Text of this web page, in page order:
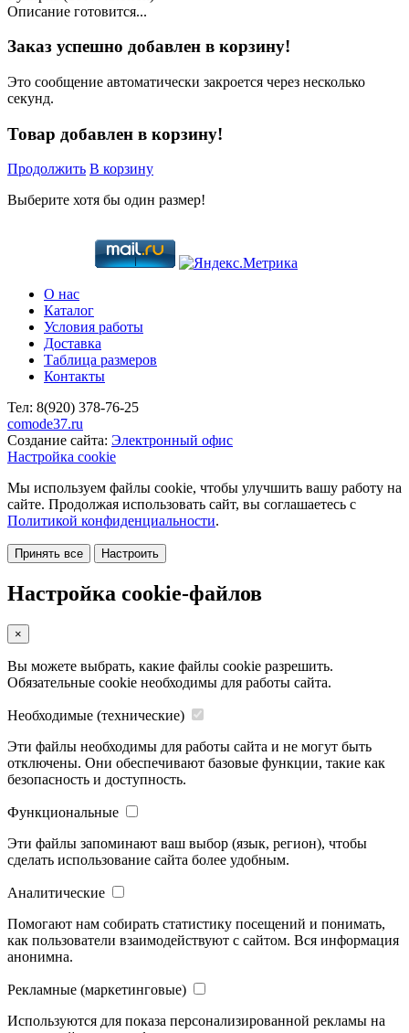
Описание готовится...
Заказ успешно добавлен в корзину!
Это сообщение автоматически закроется через несколько
секунд.
Товар добавлен в корзину!
Продолжить В корзину
Выберите хотя бы один размер!
О нас
Каталог
Условия работы
Доставка
Таблица размеров
Контакты
Тел: 8(920) 378-76-25
comode37.ru
Создание сайта: Электронный офис
Настройка cookie
Мы используем файлы cookie, чтобы улучшить вашу работу на
сайте. Продолжая использовать сайт, вы соглашаетесь с
Политикой конфиденциальности.
Принять все Настроить
Настройка cookie-файлов
×
Вы можете выбрать, какие файлы cookie разрешить.
Обязательные cookie необходимы для работы сайта.
Необходимые (технические)
Эти файлы необходимы для работы сайта и не могут быть
отключены. Они обеспечивают базовые функции, такие как
безопасность и доступность.
Функциональные
Эти файлы запоминают ваш выбор (язык, регион), чтобы
сделать использование сайта более удобным.
Аналитические
Помогают нам собирать статистику посещений и понимать,
как пользователи взаимодействуют с сайтом. Вся информация
анонимна.
Рекламные (маркетинговые)
Используются для показа персонализированной рекламы на